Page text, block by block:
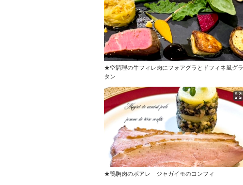
★空調理の牛フィレ肉にフォアグラとドフィネ風グラ
タン
★鴨胸肉のポアレ ジャガイモのコンフィ